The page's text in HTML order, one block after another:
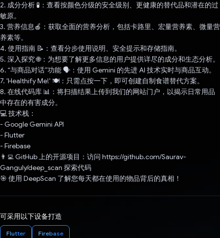
2. 成分分析 🧪：查看按颜色分级的安全级别、更健康的替代品和潜在的过
敏原。
3. 营养信息🍎：获取全面的营养分析，包括卡路里、宏量营养素、微量营
养素等。
4. 使用指南 📝：查看分步使用说明、安全提示和存储指南。
5. 深入探究 🌐：为想要了解更多信息的用户提供详尽的成分和生态分析。
6. “与商品对话”功能 🗣️：使用 Gemini 的先进 AI 技术实时与商品互动。
7. 'Healthify Me!' 🍽️：只需点按一下，即可创建自制食谱替代方案。
8. 在线代码库 📊：将扫描结果上传到我们的网站门户，以揭示日常用品
中存在的有害成分。
💻 技术栈：
- Google Gemini API
- Flutter
- Firebase
👨‍💻 GitHub 上的开源项目：访问 https://github.com/Saurav-
Ganguly/deep_scan 探索代码
🎯 使用 DeepScan 了解您每天都在使用的物品背后的真相！
可采用以下设备打造
Flutter Firebase